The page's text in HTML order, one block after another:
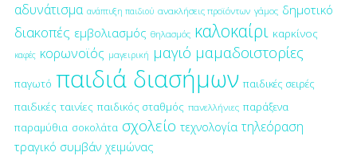
αδυνάτισμα ανάπτυξη παιδιού ανακλήσεις προϊόντων γάμος δημοτικό
διακοπές εμβολιασμός θηλασμός καλοκαίρι καρκίνος
καφές κορωνοϊός μαγειρική μαγιό μαμαδοιστορίες
παγωτό παιδιά διασήμων παιδικές σειρές
παιδικές ταινίες παιδικός σταθμός πανελλήνιες παράξενα
παραμύθια σοκολάτα σχολείο τεχνολογία τηλεόραση
τραγικό συμβάν χειμώνας